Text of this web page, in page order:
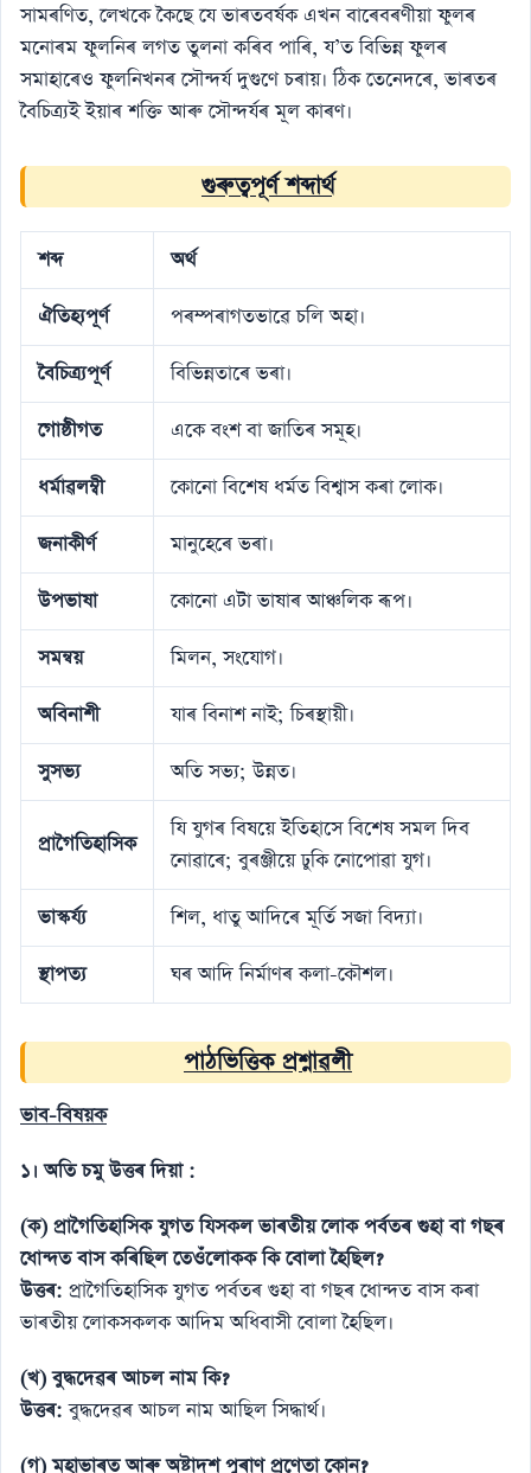
সামৰণিত, লেখকে কৈছে যে ভাৰতবৰ্ষক এখন বাৰেবৰণীয়া ফুলৰ
মনোৰম ফুলনিৰ লগত তুলনা কৰিব পাৰি, য’ত বিভিন্ন ফুলৰ
সমাহাৰেও ফুলনিখনৰ সৌন্দৰ্য দুগুণে চৰায়। ঠিক তেনেদৰে, ভাৰতৰ
বৈচিত্ৰ্যই ইয়াৰ শক্তি আৰু সৌন্দৰ্যৰ মূল কাৰণ।
গুৰুত্বপূৰ্ণ শব্দাৰ্থ
শব্দ অৰ্থ
ঐতিহ্যপূৰ্ণ পৰম্পৰাগতভাৱে চলি অহা।
বৈচিত্ৰ্যপূৰ্ণ বিভিন্নতাৰে ভৰা।
গোষ্ঠীগত একে বংশ বা জাতিৰ সমূহ।
ধৰ্মাৱলম্বী কোনো বিশেষ ধৰ্মত বিশ্বাস কৰা লোক।
জনাকীর্ণ মানুহেৰে ভৰা।
উপভাষা কোনো এটা ভাষাৰ আঞ্চলিক ৰূপ।
সমন্বয় মিলন, সংযোগ।
অবিনাশী যাৰ বিনাশ নাই; চিৰস্থায়ী।
সুসভ্য অতি সভ্য; উন্নত।
প্ৰাগৈতিহাসিক
যি যুগৰ বিষয়ে ইতিহাসে বিশেষ সমল দিব
নোৱাৰে; বুৰঞ্জীয়ে ঢুকি নোপোৱা যুগ।
ভাস্কৰ্য্য শিল, ধাতু আদিৰে মূৰ্তি সজা বিদ্যা।
স্থাপত্য ঘৰ আদি নিৰ্মাণৰ কলা-কৌশল।
পাঠভিত্তিক প্ৰশ্নাৱলী
ভাব-বিষয়ক
১। অতি চমু উত্তৰ দিয়া :
(ক) প্রাগৈতিহাসিক যুগত যিসকল ভাৰতীয় লোক পৰ্বতৰ গুহা বা গছৰ
ধোন্দত বাস কৰিছিল তেওঁলোকক কি বোলা হৈছিল?
উত্তৰ: প্রাগৈতিহাসিক যুগত পৰ্বতৰ গুহা বা গছৰ ধোন্দত বাস কৰা
ভাৰতীয় লোকসকলক আদিম অধিবাসী বোলা হৈছিল।
(খ) বুদ্ধদেৱৰ আচল নাম কি?
উত্তৰ: বুদ্ধদেৱৰ আচল নাম আছিল সিদ্ধাৰ্থ।
(গ) মহাভাৰত আৰু অষ্টাদশ পুৰাণ প্রণেতা কোন?